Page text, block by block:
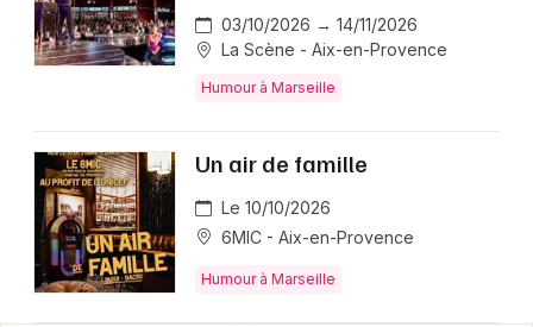
03/10/2026 → 14/11/2026
La Scène - Aix-en-Provence
Humour à Marseille
Un air de famille
Le 10/10/2026
6MIC - Aix-en-Provence
Humour à Marseille